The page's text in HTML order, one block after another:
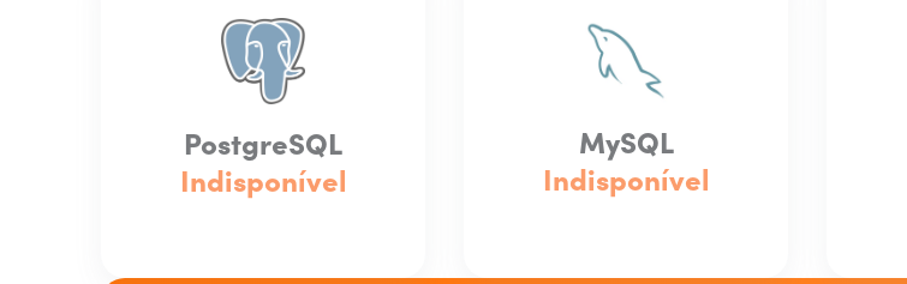
PostgreSQL
Indisponível
MySQL
Indisponível